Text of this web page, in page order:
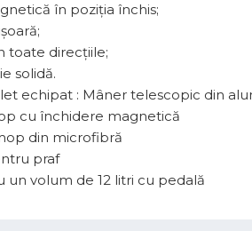
în poziția închis;
toate direcțiile;
solidă.
echipat : Mâner telescopic din
cu închidere magnetică
din microfibră
praf
un volum de 12 litri cu pedală